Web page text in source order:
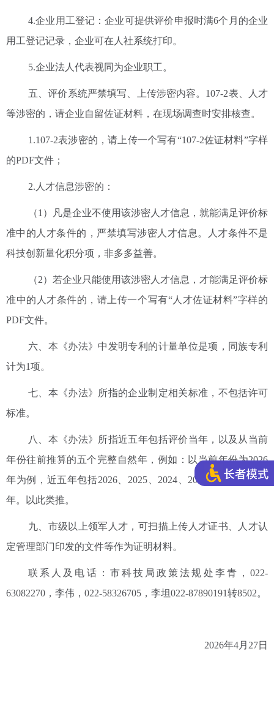
4.企业用工登记：企业可提供评价申报时满6个月的企业
用工登记记录，企业可在人社系统打印。
5.企业法人代表视同为企业职工。
五、评价系统严禁填写、上传涉密内容。107-2表、人才
等涉密的，请企业自留佐证材料，在现场调查时安排核查。
1.107-2表涉密的，请上传一个写有“107-2佐证材料”字样
的PDF文件；
2.人才信息涉密的：
（1）凡是企业不使用该涉密人才信息，就能满足评价标
准中的人才条件的，严禁填写涉密人才信息。人才条件不是
科技创新量化积分项，非多多益善。
（2）若企业只能使用该涉密人才信息，才能满足评价标
准中的人才条件的，请上传一个写有“人才佐证材料”字样的
PDF文件。
六、本《办法》中发明专利的计量单位是项，同族专利
计为1项。
七、本《办法》所指的企业制定相关标准，不包括许可
标准。
八、本《办法》所指近五年包括评价当年，以及从当前
年份往前推算的五个完整自然年，例如：以当前年份为2026
年为例，近五年包括2026、2025、2024、2023、2022、2021
年。以此类推。
九、市级以上领军人才，可扫描上传人才证书、人才认
定管理部门印发的文件等作为证明材料。
联系人及电话：市科技局政策法规处李青，022-
63082270，李伟，022-58326705，李坦022-87890191转8502。
2026年4月27日